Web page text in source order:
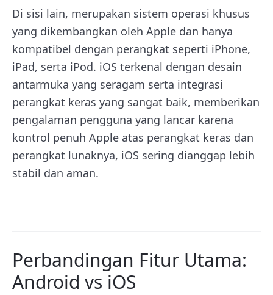
Di sisi lain, merupakan sistem operasi khusus
yang dikembangkan oleh Apple dan hanya
kompatibel dengan perangkat seperti iPhone,
iPad, serta iPod. iOS terkenal dengan desain
antarmuka yang seragam serta integrasi
perangkat keras yang sangat baik, memberikan
pengalaman pengguna yang lancar karena
kontrol penuh Apple atas perangkat keras dan
perangkat lunaknya, iOS sering dianggap lebih
stabil dan aman.
Perbandingan Fitur Utama:
Android vs iOS